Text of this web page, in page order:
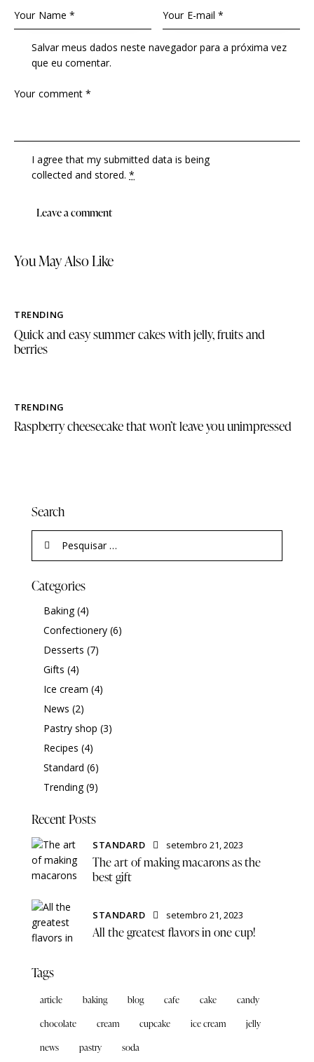
Salvar meus dados neste navegador para a próxima vez
que eu comentar.
I agree that my submitted data is being
collected and stored.*
You May Also Like
TRENDING
Quick and easy summer cakes with jelly, fruits and
berries
TRENDING
Raspberry cheesecake that won’t leave you unimpressed
Search
Categories
Baking(4)
Confectionery(6)
Desserts (7)
Gifts (4)
Ice cream (4)
News (2)
Pastry shop (3)
Recipes (4)
Standard (6)
Trending(9)
Recent Posts
STANDARD setembro 21, 2023
The art of making macarons as the
best gift
STANDARD setembro 21, 2023
All the greatest flavors in one cup!
Tags
article baking blog cafe cake
candy
chocolate
cream cupcake ice cream
jelly
news
pastry soda